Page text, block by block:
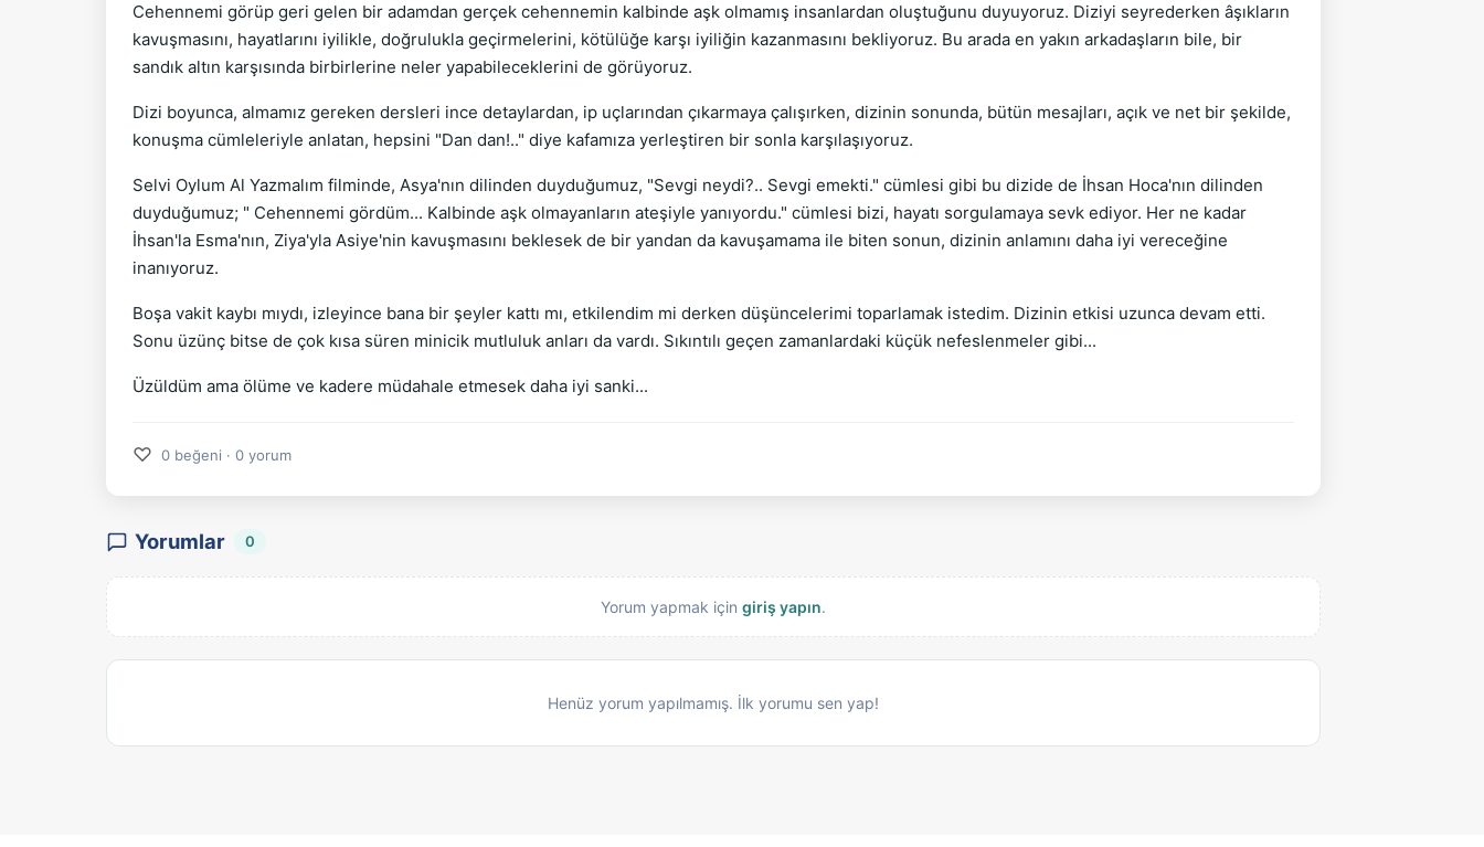
Cehennemi görüp geri gelen bir adamdan gerçek cehennemin kalbinde aşk olmamış insanlardan oluştuğunu duyuyoruz. Diziyi seyrederken âşıkların
kavuşmasını, hayatlarını iyilikle, doğrulukla geçirmelerini, kötülüğe karşı iyiliğin kazanmasını bekliyoruz. Bu arada en yakın arkadaşların bile, bir
sandık altın karşısında birbirlerine neler yapabileceklerini de görüyoruz.
Dizi boyunca, almamız gereken dersleri ince detaylardan, ip uçlarından çıkarmaya çalışırken, dizinin sonunda, bütün mesajları, açık ve net bir şekilde,
konuşma cümleleriyle anlatan, hepsini "Dan dan!.." diye kafamıza yerleştiren bir sonla karşılaşıyoruz.
Selvi Oylum Al Yazmalım filminde, Asya'nın dilinden duyduğumuz, "Sevgi neydi?.. Sevgi emekti." cümlesi gibi bu dizide de İhsan Hoca'nın dilinden
duyduğumuz; " Cehennemi gördüm... Kalbinde aşk olmayanların ateşiyle yanıyordu." cümlesi bizi, hayatı sorgulamaya sevk ediyor. Her ne kadar
İhsan'la Esma'nın, Ziya'yla Asiye'nin kavuşmasını beklesek de bir yandan da kavuşamama ile biten sonun, dizinin anlamını daha iyi vereceğine
inanıyoruz.
Boşa vakit kaybı mıydı, izleyince bana bir şeyler kattı mı, etkilendim mi derken düşüncelerimi toparlamak istedim. Dizinin etkisi uzunca devam etti.
Sonu üzünç bitse de çok kısa süren minicik mutluluk anları da vardı. Sıkıntılı geçen zamanlardaki küçük nefeslenmeler gibi...
Üzüldüm ama ölüme ve kadere müdahale etmesek daha iyi sanki...
♡ 0 beğeni · 0 yorum
Yorumlar 0
Yorum yapmak için giriş yapın.
Henüz yorum yapılmamış. İlk yorumu sen yap!